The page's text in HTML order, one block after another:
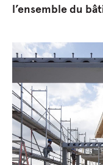
l’ensemble du